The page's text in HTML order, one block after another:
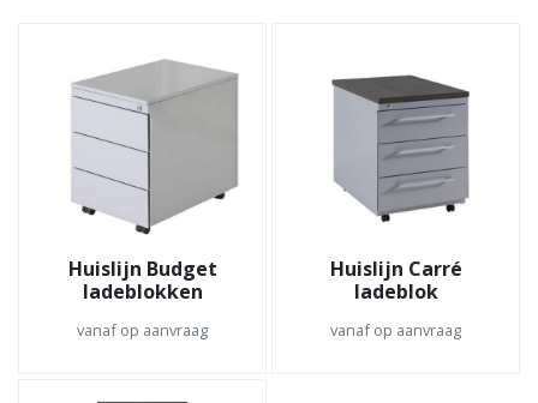
Huislijn Budget
ladeblokken
vanaf op aanvraag
Huislijn Carré
ladeblok
vanaf op aanvraag